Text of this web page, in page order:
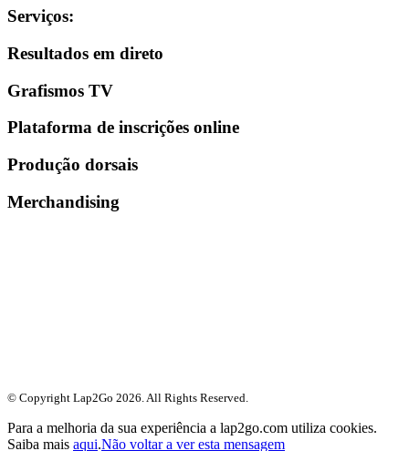
Serviços:
Resultados em direto
Grafismos TV
Plataforma de inscrições online
Produção dorsais
Merchandising
© Copyright Lap2Go 2026. All Rights Reserved.
Para a melhoria da sua experiência a lap2go.com utiliza cookies.
Saiba mais aqui.Não voltar a ver esta mensagem